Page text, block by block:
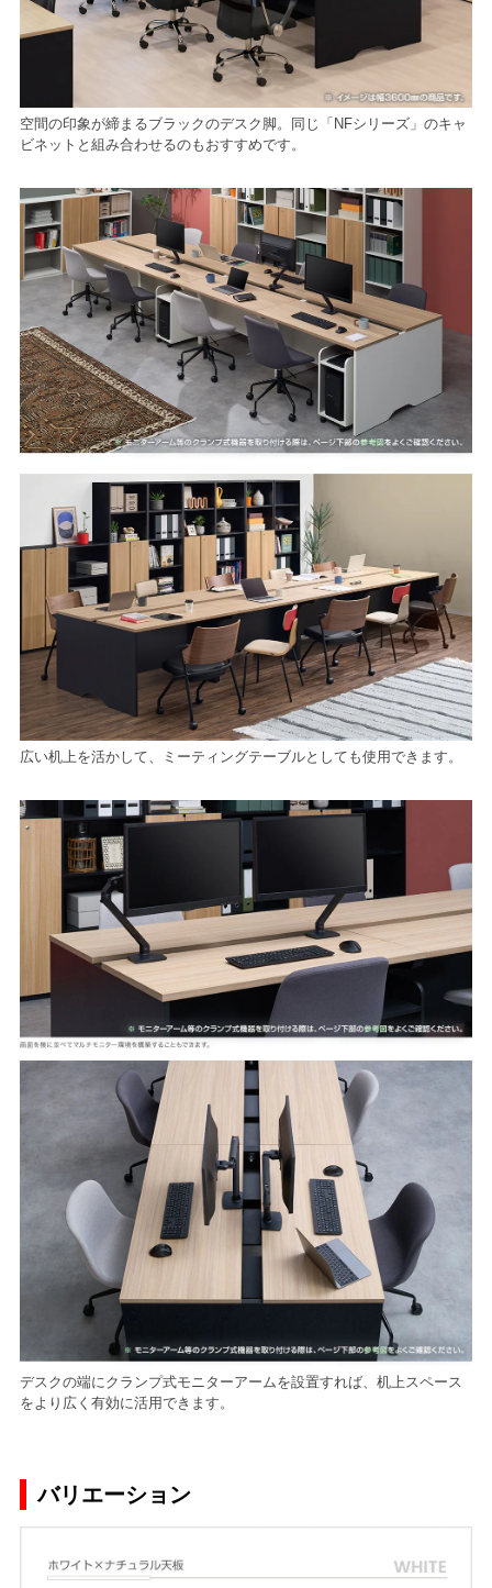
空間の印象が締まるブラックのデスク脚。同じ「NFシリーズ」のキャ
ビネットと組み合わせるのもおすすめです。
広い机上を活かして、ミーティングテーブルとしても使用できます。
デスクの端にクランプ式モニターアームを設置すれば、机上スペース
をより広く有効に活用できます。
バリエーション